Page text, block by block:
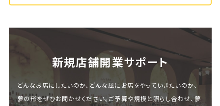
新規店舗開業サポート
どんなお店にしたいのか、どんな風にお店をやっていきたいのか、
夢の形をぜひお聞かせください。ご予算や規模と照らし合わせ、夢